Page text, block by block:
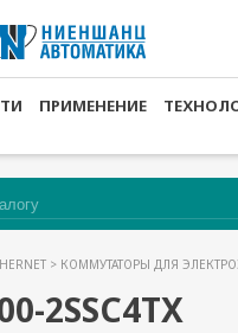
ПРИМЕНЕНИЕ
> КОММУТАТОРЫ ДЛЯ
2SSC4TX